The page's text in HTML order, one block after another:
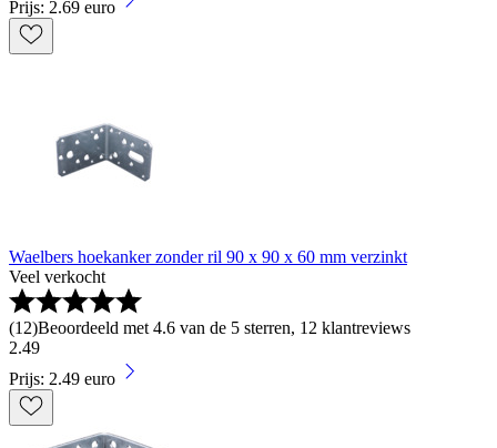
Prijs: 2.69 euro
Waelbers hoekanker zonder ril 90 x 90 x 60 mm verzinkt
Veel verkocht
(12)Beoordeeld met 4.6 van de 5 sterren, 12 klantreviews
2.49
Prijs: 2.49 euro